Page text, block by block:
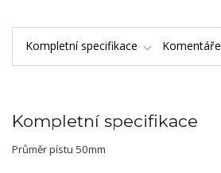
Kompletní specifikace Komentáře
Kompletní specifikace
Průměr pístu 50mm